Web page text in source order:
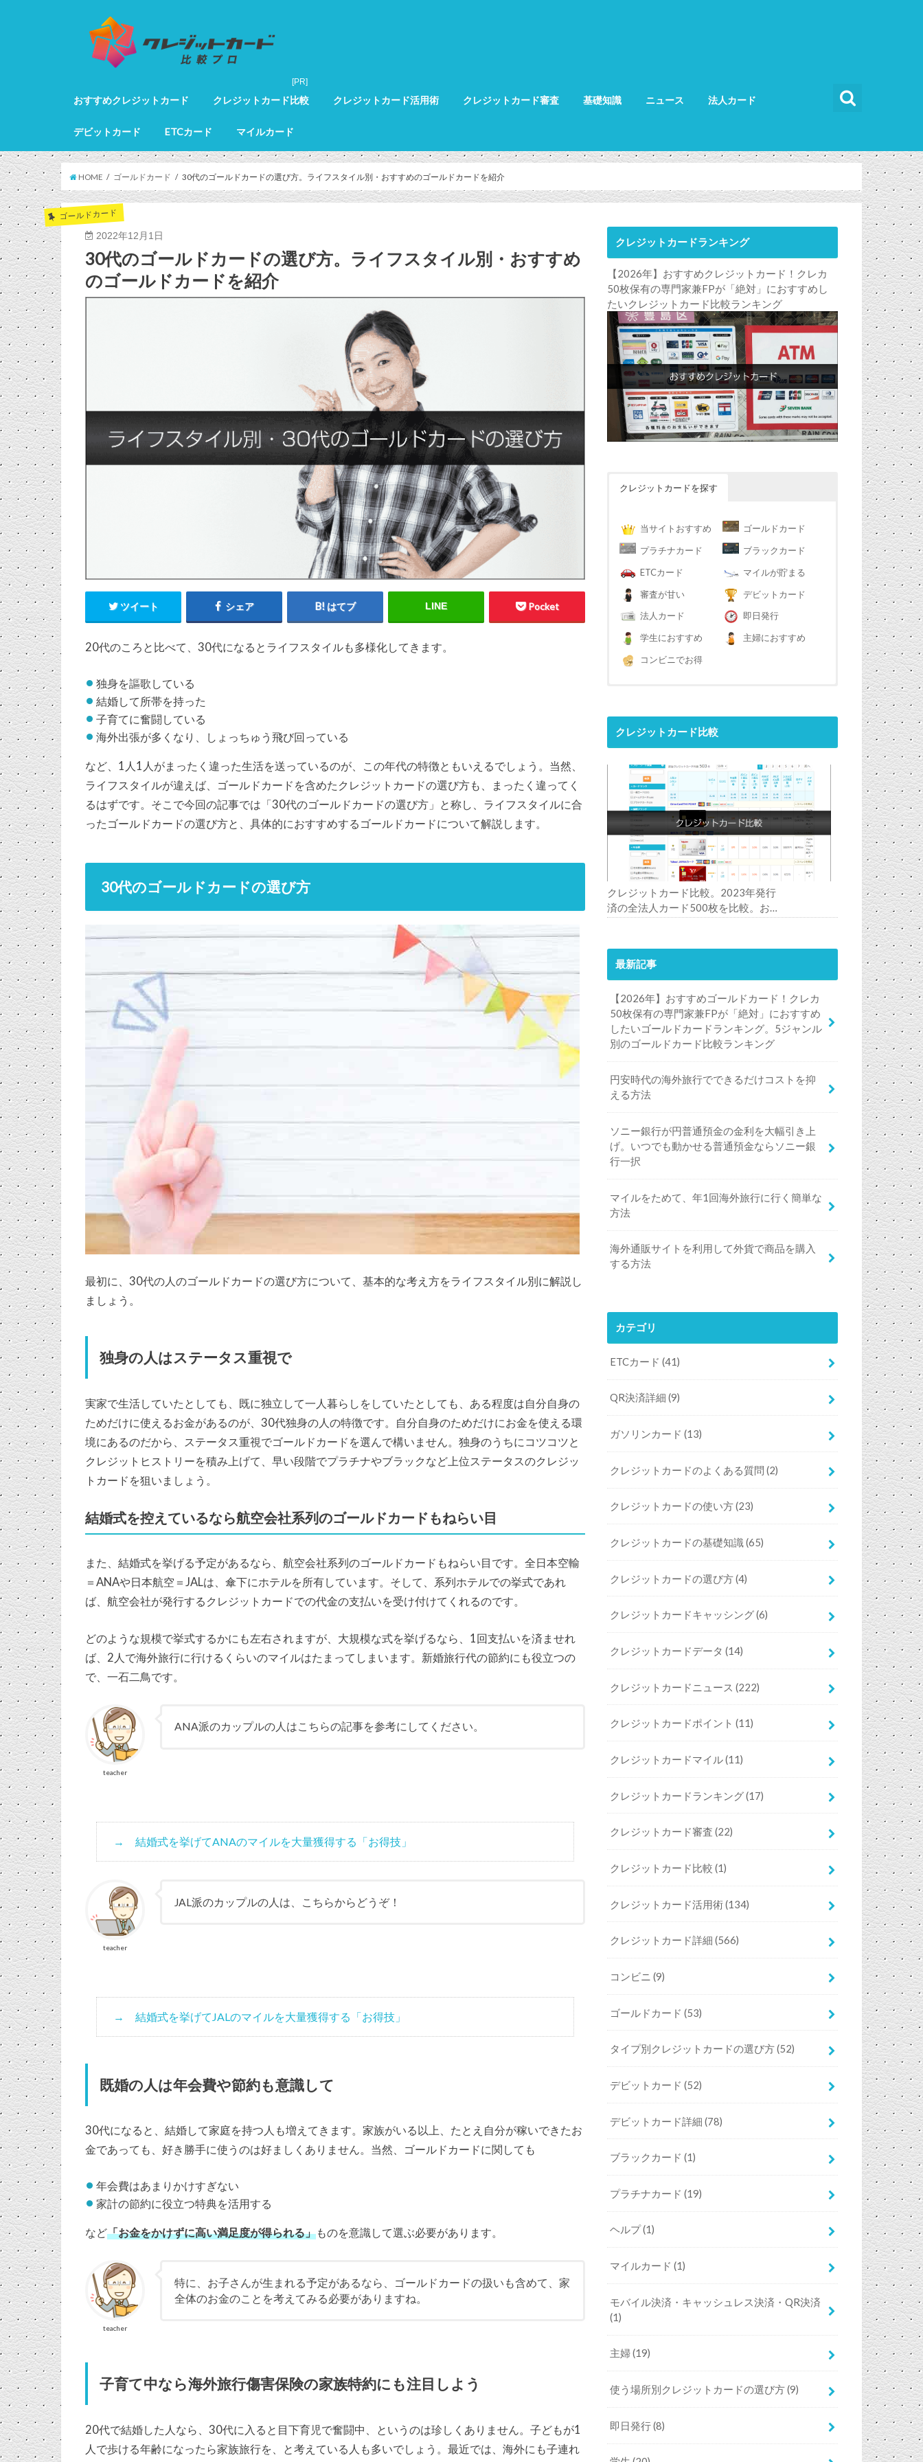
おすすめクレジットカード
クレジットカード全カードランキング
クレジットカードランキング
ゴールドカードランキング
プラチナカードランキング
ブラックカードランキング
クレジットカード比較
クレジットカード詳細
クレジットカード活用術 クレジットカード審査 基礎知識 ニュース 法人カード
デビットカード
デビットカード比較
デビットカードランキング
ETCカード マイルカード
マイルカードランキング
HOME ゴールドカード 30代のゴールドカードの選び方。ライフスタイル別・おすすめのゴールドカードを紹介
ゴールドカード
2022年12月1日
30代のゴールドカードの選び方。ライフスタイル別・おすすめ
のゴールドカードを紹介
ツイート シェア はてブ LINE Pocket
20代のころと比べて、30代になるとライフスタイルも多様化してきます。
独身を謳歌している
結婚して所帯を持った
子育てに奮闘している
海外出張が多くなり、しょっちゅう飛び回っている
など、1人1人がまったく違った生活を送っているのが、この年代の特徴ともいえるでしょう。当然、
ライフスタイルが違えば、ゴールドカードを含めたクレジットカードの選び方も、まったく違ってく
るはずです。そこで今回の記事では「30代のゴールドカードの選び方」と称し、ライフスタイルに合
ったゴールドカードの選び方と、具体的におすすめするゴールドカードについて解説します。
30代のゴールドカードの選び方
最初に、30代の人のゴールドカードの選び方について、基本的な考え方をライフスタイル別に解説し
ましょう。
独身の人はステータス重視で
実家で生活していたとしても、既に独立して一人暮らしをしていたとしても、ある程度は自分自身の
ためだけに使えるお金があるのが、30代独身の人の特徴です。自分自身のためだけにお金を使える環
境にあるのだから、ステータス重視でゴールドカードを選んで構いません。独身のうちにコツコツと
クレジットヒストリーを積み上げて、早い段階でプラチナやブラックなど上位ステータスのクレジッ
トカードを狙いましょう。
結婚式を控えているなら航空会社系列のゴールドカードもねらい目
また、結婚式を挙げる予定があるなら、航空会社系列のゴールドカードもねらい目です。全日本空輸
＝ANAや日本航空＝JALは、傘下にホテルを所有しています。そして、系列ホテルでの挙式であれ
ば、航空会社が発行するクレジットカードでの代金の支払いを受け付けてくれるのです。
どのような規模で挙式するかにも左右されますが、大規模な式を挙げるなら、1回支払いを済ませれ
ば、2人で海外旅行に行けるくらいのマイルはたまってしまいます。新婚旅行代の節約にも役立つの
で、一石二鳥です。
teacher
ANA派のカップルの人はこちらの記事を参考にしてください。
結婚式を挙げてANAのマイルを大量獲得する「お得技」
teacher
JAL派のカップルの人は、こちらからどうぞ！
結婚式を挙げてJALのマイルを大量獲得する「お得技」
既婚の人は年会費や節約も意識して
30代になると、結婚して家庭を持つ人も増えてきます。家族がいる以上、たとえ自分が稼いできたお
金であっても、好き勝手に使うのは好ましくありません。当然、ゴールドカードに関しても
年会費はあまりかけすぎない
家計の節約に役立つ特典を活用する
など「お金をかけずに高い満足度が得られる」ものを意識して選ぶ必要があります。
teacher
特に、お子さんが生まれる予定があるなら、ゴールドカードの扱いも含めて、家
全体のお金のことを考えてみる必要がありますね。
子育て中なら海外旅行傷害保険の家族特約にも注目しよう
20代で結婚した人なら、30代に入ると目下育児で奮闘中、というのは珍しくありません。子どもが1
人で歩ける年齢になったら家族旅行を、と考えている人も多いでしょう。最近では、海外にも子連れ
クレジットカードランキング
【2026年】おすすめクレジットカード！クレカ
50枚保有の専門家兼FPが「絶対」におすすめし
たいクレジットカード比較ランキング
クレジットカードを探す
当サイトおすすめ
ゴールドカード
プラチナカード
ブラックカード
ETCカード
マイルが貯まる
審査が甘い
デビットカード
法人カード
即日発行
学生におすすめ
主婦におすすめ
コンビニでお得
クレジットカード比較
クレジットカード比較。2023年発行
済の全法人カード500枚を比較。お
最新記事
【2026年】おすすめゴールドカード！クレカ
50枚保有の専門家兼FPが「絶対」におすすめ
したいゴールドカードランキング。5ジャンル
別のゴールドカード比較ランキング
円安時代の海外旅行でできるだけコストを抑
える方法
ソニー銀行が円普通預金の金利を大幅引き上
げ。いつでも動かせる普通預金ならソニー銀
行一択
マイルをためて、年1回海外旅行に行く簡単な
方法
海外通販サイトを利用して外貨で商品を購入
する方法
カテゴリ
ETCカード(41)
QR決済詳細(9)
ガソリンカード(13)
クレジットカードのよくある質問(2)
クレジットカードの使い方(23)
クレジットカードの基礎知識(65)
クレジットカードの選び方(4)
クレジットカードキャッシング(6)
クレジットカードデータ(14)
クレジットカードニュース(222)
クレジットカードポイント(11)
クレジットカードマイル(11)
クレジットカードランキング(17)
クレジットカード審査(22)
クレジットカード比較(1)
クレジットカード活用術(134)
クレジットカード詳細(566)
コンビニ(9)
ゴールドカード(53)
タイプ別クレジットカードの選び方(52)
デビットカード(52)
デビットカード詳細(78)
ブラックカード(1)
プラチナカード(19)
ヘルプ(1)
マイルカード(1)
モバイル決済・キャッシュレス決済・QR決済
(1)
主婦(19)
使う場所別クレジットカードの選び方(9)
即日発行(8)